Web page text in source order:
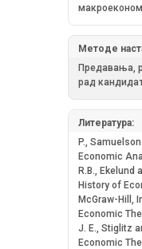
Методе
Предавања,
рад
Литература:
P.,
Economic
R.B., Ekelund
History of
McGraw-Hill,
Economic
J. E., Stiglitz
Economic